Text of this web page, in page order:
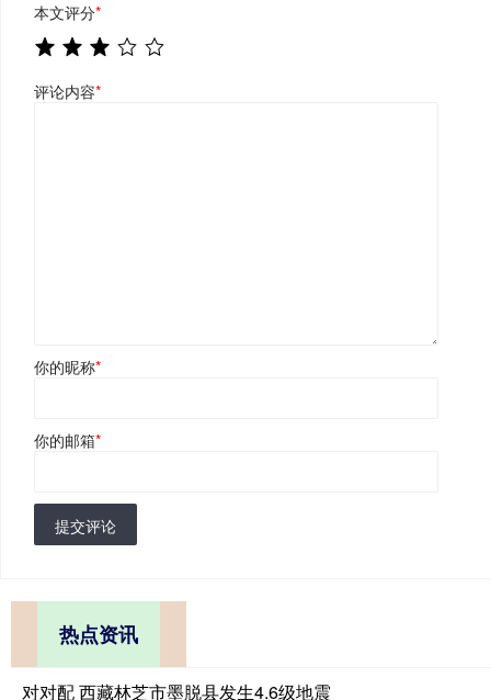
本文评分*
评论内容*
你的昵称*
你的邮箱*
提交评论
热点资讯
对对配 西藏林芝市墨脱县发生4.6级地震